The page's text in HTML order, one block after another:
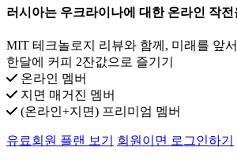
러시아는 우크라이나에 대한 온라인 작
MIT 테크놀로지 리뷰와 함께, 미래를 앞
한달에 커피 2잔값으로 즐기기
온라인 멤버
지면 매거진 멤버
(온라인+지면) 프리미엄 멤버
유료회원 플랜 보기 회원이면 로그인하기